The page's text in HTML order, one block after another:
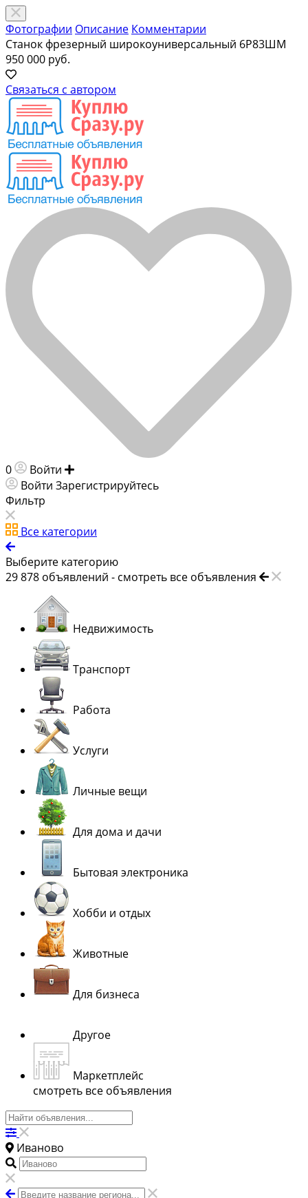
Фотографии Описание Комментарии
Станок фрезерный широкоуниверсальный 6Р83ШМ
950 000 руб.
Связаться с автором
0 Войти
Войти Зарегистрируйтесь
Фильтр
Все категории
Выберите категорию
29 878 объявлений - смотреть все объявления
Недвижимость
Транспорт
Работа
Услуги
Личные вещи
Для дома и дачи
Бытовая электроника
Хобби и отдых
Животные
Для бизнеса
Другое
Маркетплейс
смотреть все объявления
Иваново